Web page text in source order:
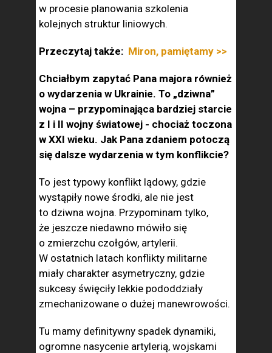
w procesie planowania szkolenia
kolejnych struktur liniowych.
Przeczytaj także: Miron, pamiętamy >>
Chciałbym zapytać Pana majora również
o wydarzenia w Ukrainie. To „dziwna”
wojna – przypominająca bardziej starcie
z I i II wojny światowej - chociaż toczona
w XXI wieku. Jak Pana zdaniem potoczą
się dalsze wydarzenia w tym konflikcie?
To jest typowy konflikt lądowy, gdzie
wystąpiły nowe środki, ale nie jest
to dziwna wojna. Przypominam tylko,
że jeszcze niedawno mówiło się
o zmierzchu czołgów, artylerii.
W ostatnich latach konflikty militarne
miały charakter asymetryczny, gdzie
sukcesy święciły lekkie pododdziały
zmechanizowane o dużej manewrowości.
Tu mamy definitywny spadek dynamiki,
ogromne nasycenie artylerią, wojskami